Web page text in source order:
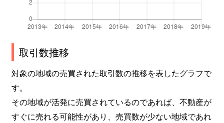
取引数推移
対象の地域の売買された取引数の推移を表したグラフで
す。
その地域が活発に売買されているのであれば、不動産が
すぐに売れる可能性があり、売買数が少ない地域であれ